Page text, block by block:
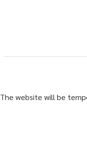
The website will be